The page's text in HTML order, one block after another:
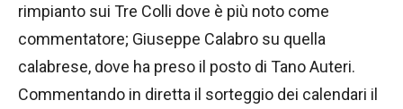
rimpianto sui Tre Colli dove è più noto come
commentatore; Giuseppe Calabro su quella
calabrese, dove ha preso il posto di Tano Auteri.
Commentando in diretta il sorteggio dei calendari il